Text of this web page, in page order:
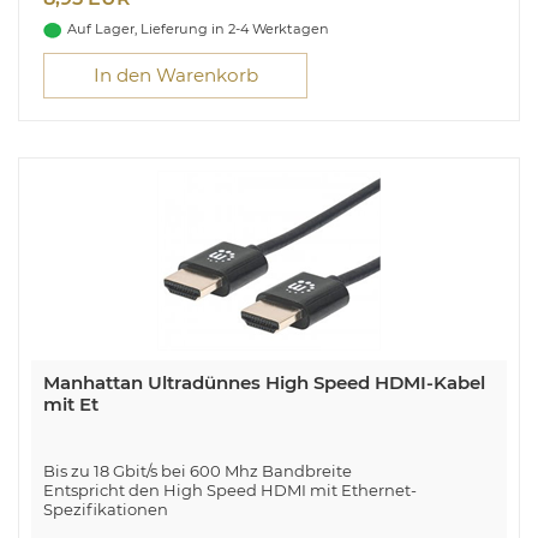
m, Anschluss 1: HDMI Typ A (Standard), Steckverbinder 1
Geschlecht: Männlich, Anschluss 2: HDMI Typ A
(Standard), Steckverbinder 2 Geschlecht: Männlich,
Datenübertragungsrate: 18 Gbit/s, Audio Return Channel
(ARC), Produktfarbe: Schwarz
Auf Lager, Lieferung in 2-4 Werktagen
In den Warenkorb
Manhattan Ultradünnes High Speed HDMI-Kabel
mit Et
Bis zu 18 Gbit/s bei 600 Mhz Bandbreite
Entspricht den High Speed HDMI mit Ethernet-
Spezifikationen